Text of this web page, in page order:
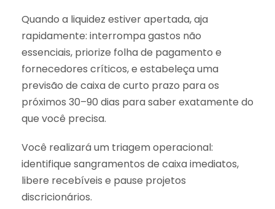
Quando a liquidez estiver apertada, aja
rapidamente: interrompa gastos não
essenciais, priorize folha de pagamento e
fornecedores críticos, e estabeleça uma
previsão de caixa de curto prazo para os
próximos 30–90 dias para saber exatamente do
que você precisa.
Você realizará um triagem operacional:
identifique sangramentos de caixa imediatos,
libere recebíveis e pause projetos
discricionários.